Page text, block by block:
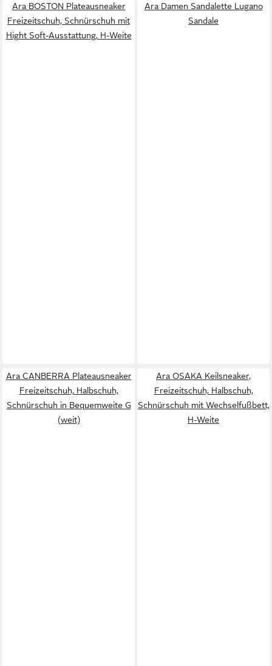
Ara BOSTON Plateausneaker
Freizeitschuh, Schnürschuh mit
Hight Soft-Ausstattung, H-Weite
Ara Damen Sandalette Lugano
Sandale
Ara CANBERRA Plateausneaker
Freizeitschuh, Halbschuh,
Schnürschuh in Bequemweite G
(weit)
Ara OSAKA Keilsneaker,
Freizeitschuh, Halbschuh,
Schnürschuh mit Wechselfußbett,
H-Weite